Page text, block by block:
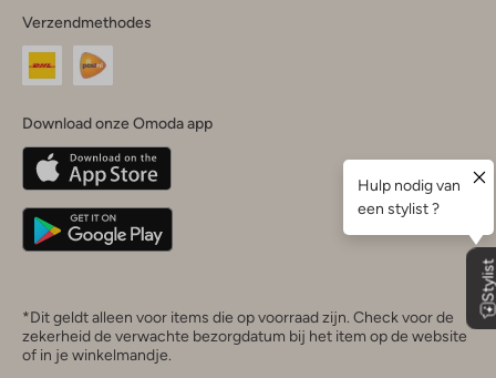
je
land
Nederland
Belgique(Français)
Deutschland
Verzendmethodes
Download onze Omoda app
*Dit geldt alleen voor items die op voorraad zijn. Check voor de
zekerheid de verwachte bezorgdatum bij het item op de website
of in je winkelmandje.